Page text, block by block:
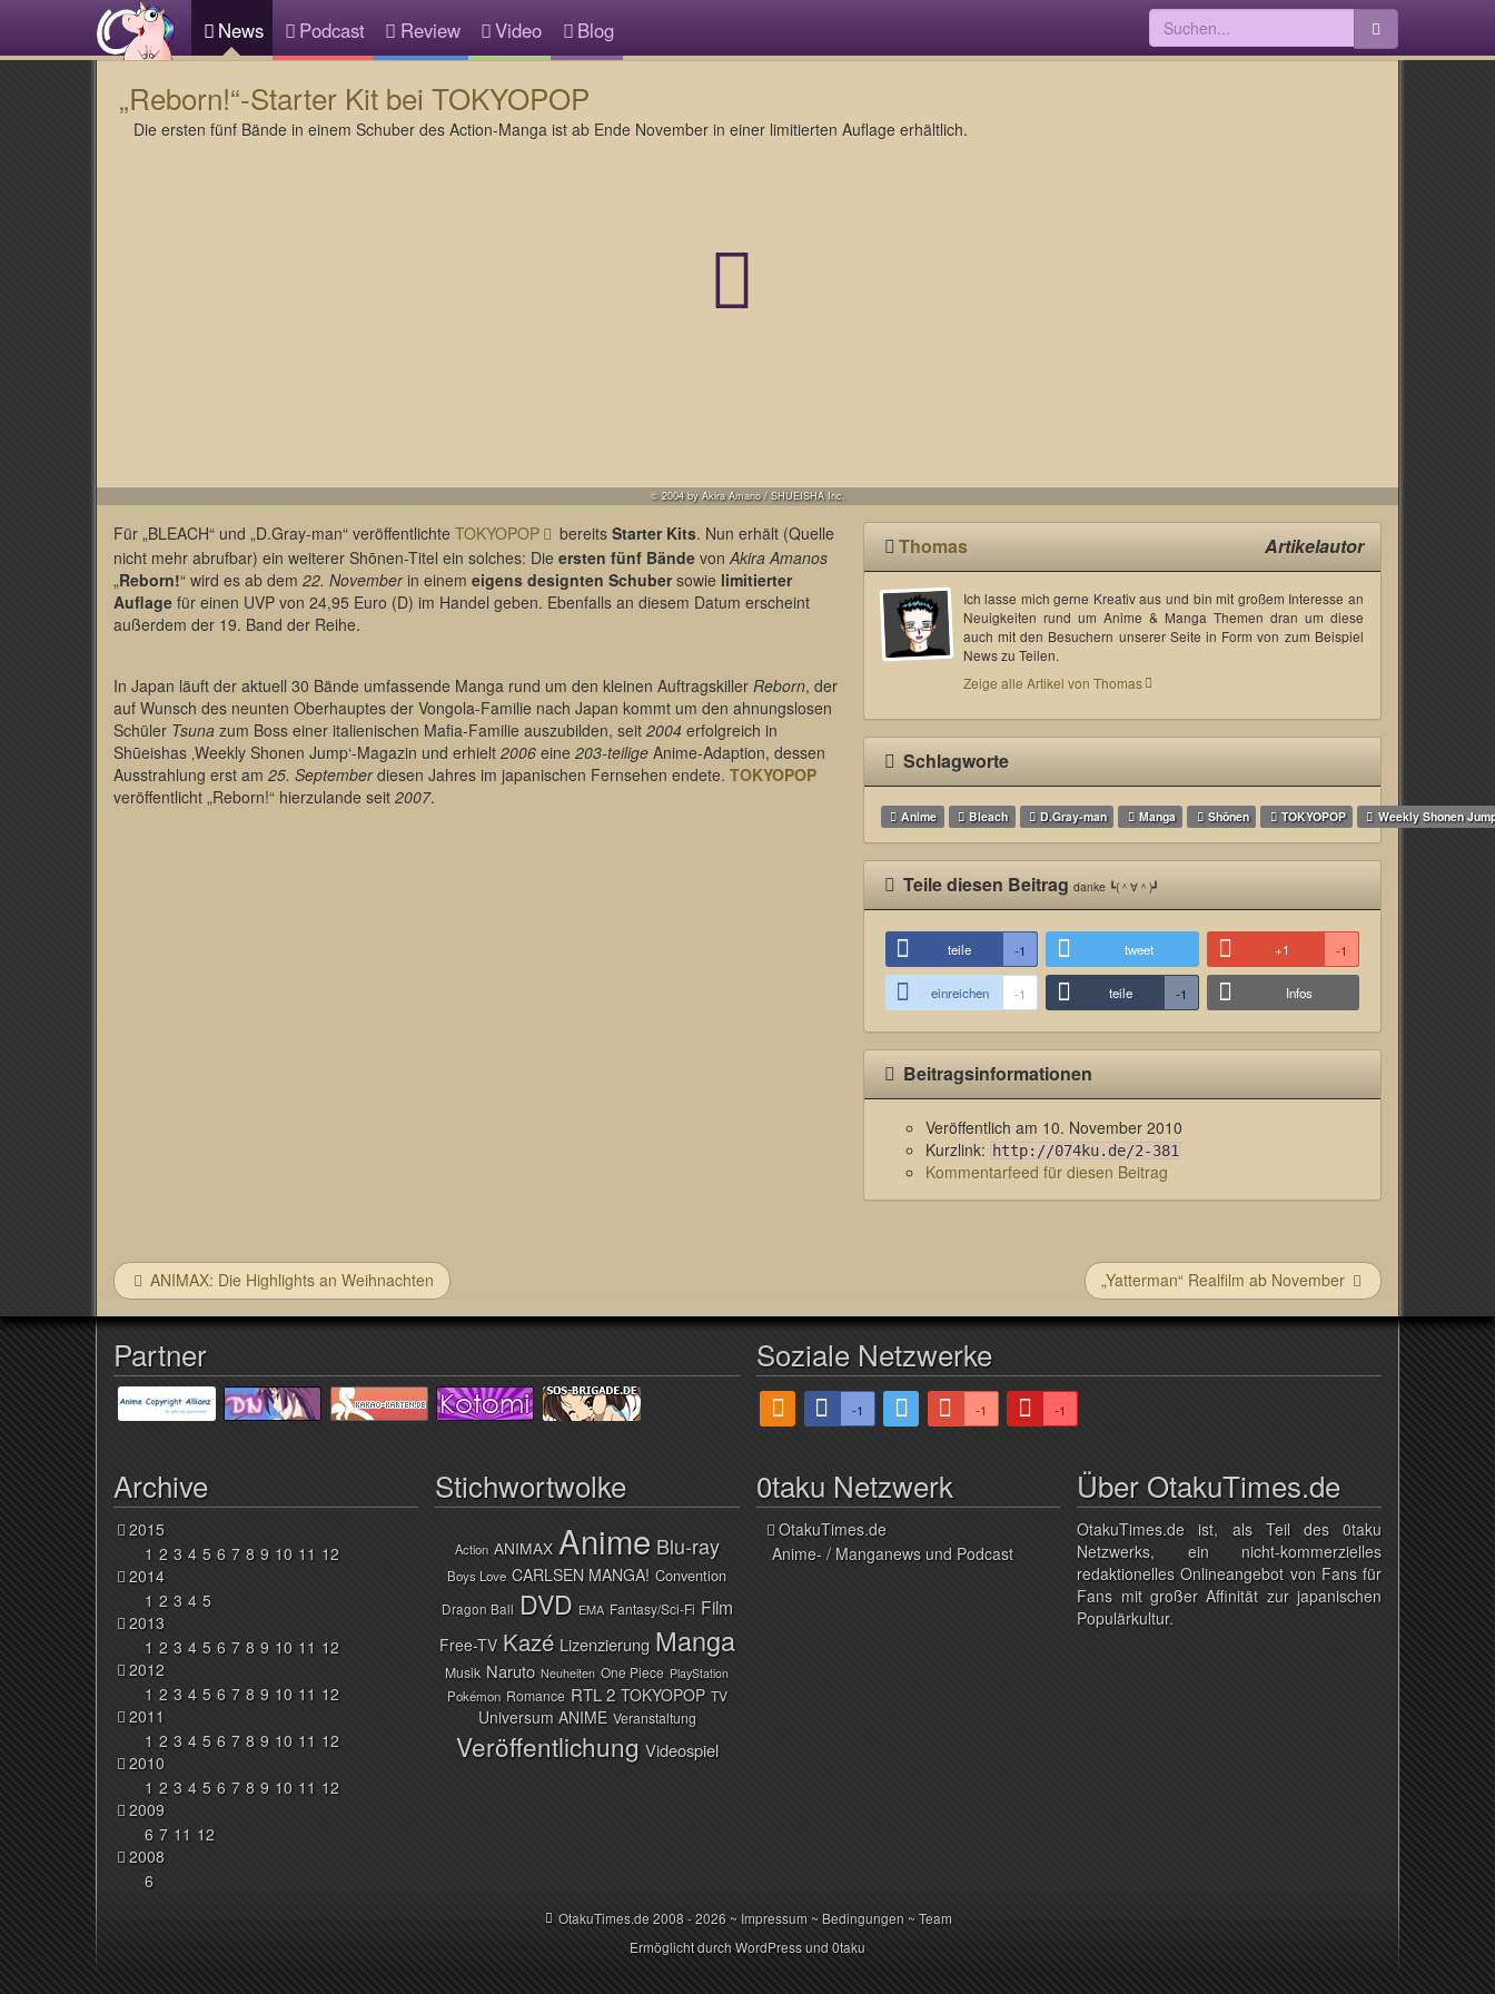
News Podcast Review Video Blog
„Reborn!“-Starter Kit bei TOKYOPOP
Die ersten fünf Bände in einem Schuber des Action-Manga ist ab Ende November in einer limitierten Auflage erhältlich.
© 2004 by Akira Amano / SHUEISHA Inc.
Für „BLEACH“ und „D.Gray-man“ veröffentlichte TOKYOPOP bereits Starter Kits. Nun erhält (Quelle
nicht mehr abrufbar) ein weiterer Shōnen-Titel ein solches: Die ersten fünf Bände vonAkira Amanos
„Reborn!“ wird es ab dem 22. Novemberin einem eigens designten Schubersowie limitierter
Auflage für einen UVP von 24,95 Euro (D) im Handel geben. Ebenfalls an diesem Datum erscheint
außerdem der 19. Band der Reihe.
In Japan läuft der aktuell 30 Bände umfassende Manga rund um den kleinen Auftragskiller Reborn, der
auf Wunsch des neunten Oberhauptes der Vongola-Familie nach Japan kommt um den ahnungslosen
Schüler Tsuna zum Boss einer italienischen Mafia-Familie auszubilden, seit 2004 erfolgreich in
Shūeishas ‚Weekly Shonen Jump‘-Magazin und erhielt 2006 eine 203-teilige Anime-Adaption, dessen
Ausstrahlung erst am 25. Septemberdiesen Jahres im japanischen Fernsehen endete. TOKYOPOP
veröffentlicht „Reborn!“ hierzulande seit 2007.
Thomas Artikelautor
Ich lasse mich gerne Kreativ aus und bin mit großem Interesse an
Neuigkeiten rund um Anime & Manga Themen dran um diese
auch mit den Besuchern unserer Seite in Form von zum Beispiel
News zu Teilen.
Zeige alle Artikel von Thomas
Schlagworte
Anime Bleach D.Gray-man Manga Shōnen TOKYOPOP Weekly Shonen
Teile diesen Beitragdanke ┗(＾∀＾)┛
teile -1 tweet +1 -1
einreichen -1 teile -1 Infos
Beitragsinformationen
Veröffentlich am 10. November 2010
Kurzlink: http://074ku.de/2-381
Kommentarfeed für diesen Beitrag
ANIMAX: Die Highlights an Weihnachten „Yatterman“ Realfilm ab November
Partner Soziale Netzwerke
-1 -1 -1
Archive
2015
1 2 3 4 5 6 7 8 9 10 11 12
2014
1 2 3 4 5
2013
1 2 3 4 5 6 7 8 9 10 11 12
2012
1 2 3 4 5 6 7 8 9 10 11 12
2011
1 2 3 4 5 6 7 8 9 10 11 12
2010
1 2 3 4 5 6 7 8 9 10 11 12
2009
6 7 11 12
2008
6
Stichwortwolke
Action ANIMAX Anime Blu-ray
Boys Love CARLSEN MANGA! Convention
Dragon Ball DVD EMA Fantasy/Sci-Fi Film
Free-TV Kazé Lizenzierung Manga
Musik Naruto Neuheiten One Piece PlayStation
Pokémon Romance RTL 2 TOKYOPOP TV
Universum ANIME Veranstaltung
Veröffentlichung Videospiel
0taku Netzwerk
OtakuTimes.de
Anime- / Manganews und Podcast
Über OtakuTimes.de
OtakuTimes.de ist, als Teil des 0taku
Netzwerks, ein nicht-kommerzielles
redaktionelles Onlineangebot von Fans für
Fans mit großer Affinität zur japanischen
Populärkultur.
OtakuTimes.de2008 - 2026 ~ Impressum ~ Bedingungen ~Team
Ermöglicht durchWordPressund 0taku